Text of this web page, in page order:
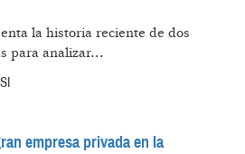
la historia reciente de dos
para analizar...
empresa privada en la